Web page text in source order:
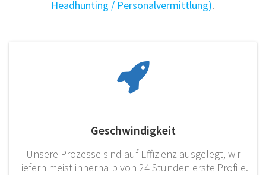
Headhunting / Personalvermittlung).
Geschwindigkeit
Unsere Prozesse sind auf Effizienz ausgelegt, wir
liefern meist innerhalb von 24 Stunden erste Profile.